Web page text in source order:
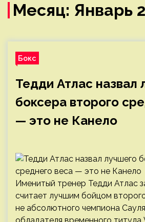
Месяц: Январь
Бокс
Тедди Атлас назвал
боксера второго
— это не Канело
Именитый тренер Тедди Атлас
считает лучшим бойцом
не абсолютного чемпиона